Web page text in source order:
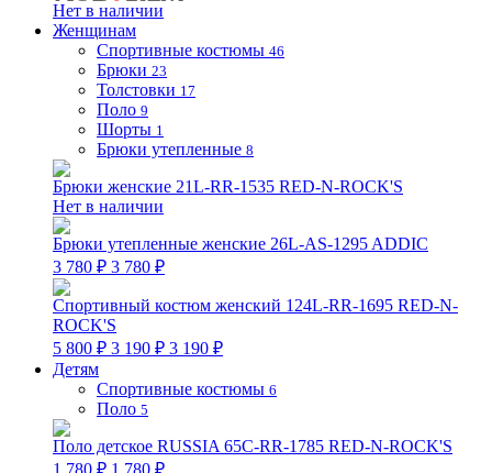
Нет в наличии
Женщинам
Спортивные костюмы 46
Брюки 23
Толстовки 17
Поло 9
Шорты 1
Брюки утепленные 8
Брюки женские 21L-RR-1535 RED-N-ROCK'S
Нет в наличии
Брюки утепленные женские 26L-AS-1295 ADDIC
3 780 ₽ 3 780 ₽
Спортивный костюм женский 124L-RR-1695 RED-N-
ROCK'S
5 800 ₽ 3 190 ₽ 3 190 ₽
Детям
Спортивные костюмы 6
Поло 5
Поло детское RUSSIA 65C-RR-1785 RED-N-ROCK'S
1 780 ₽ 1 780 ₽